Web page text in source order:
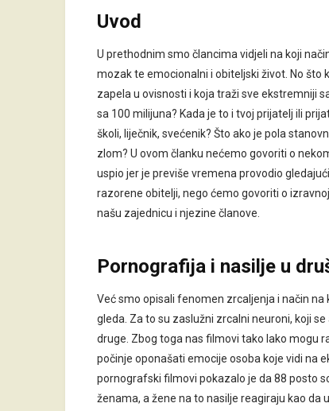
Uvod
U prethodnim smo člancima vidjeli na koji
mozak te emocionalni i obiteljski život. No što
zapela u ovisnosti i koja traži sve ekstremniji
sa 100 milijuna? Kada je to i tvoj prijatelj ili
školi, liječnik, svećenik? Što ako je pola
zlom? U ovom članku nećemo govoriti o
uspio jer je previše vremena provodio
razorene obitelji, nego ćemo govoriti o
našu zajednicu i njezine članove.
Pornografija i nasilje u
Već smo opisali fenomen zrcaljenja i način
gleda. Za to su zaslužni zrcalni neuroni, koji
druge. Zbog toga nas filmovi tako lako mogu
počinje oponašati emocije osoba koje vidi na
pornografski filmovi pokazalo je da 88 posto
ženama, a žene na to nasilje reagiraju kao da